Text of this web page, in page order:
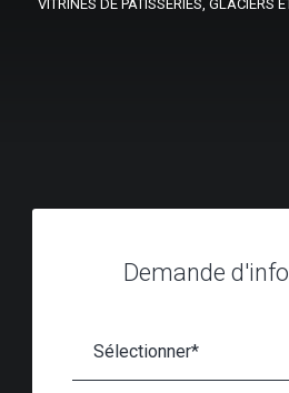
VITRINES DE PÂTISSERIES, GLACIERS
Demande